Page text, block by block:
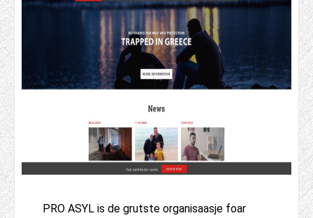
PRO ASYL is de grutste organisaasje foar